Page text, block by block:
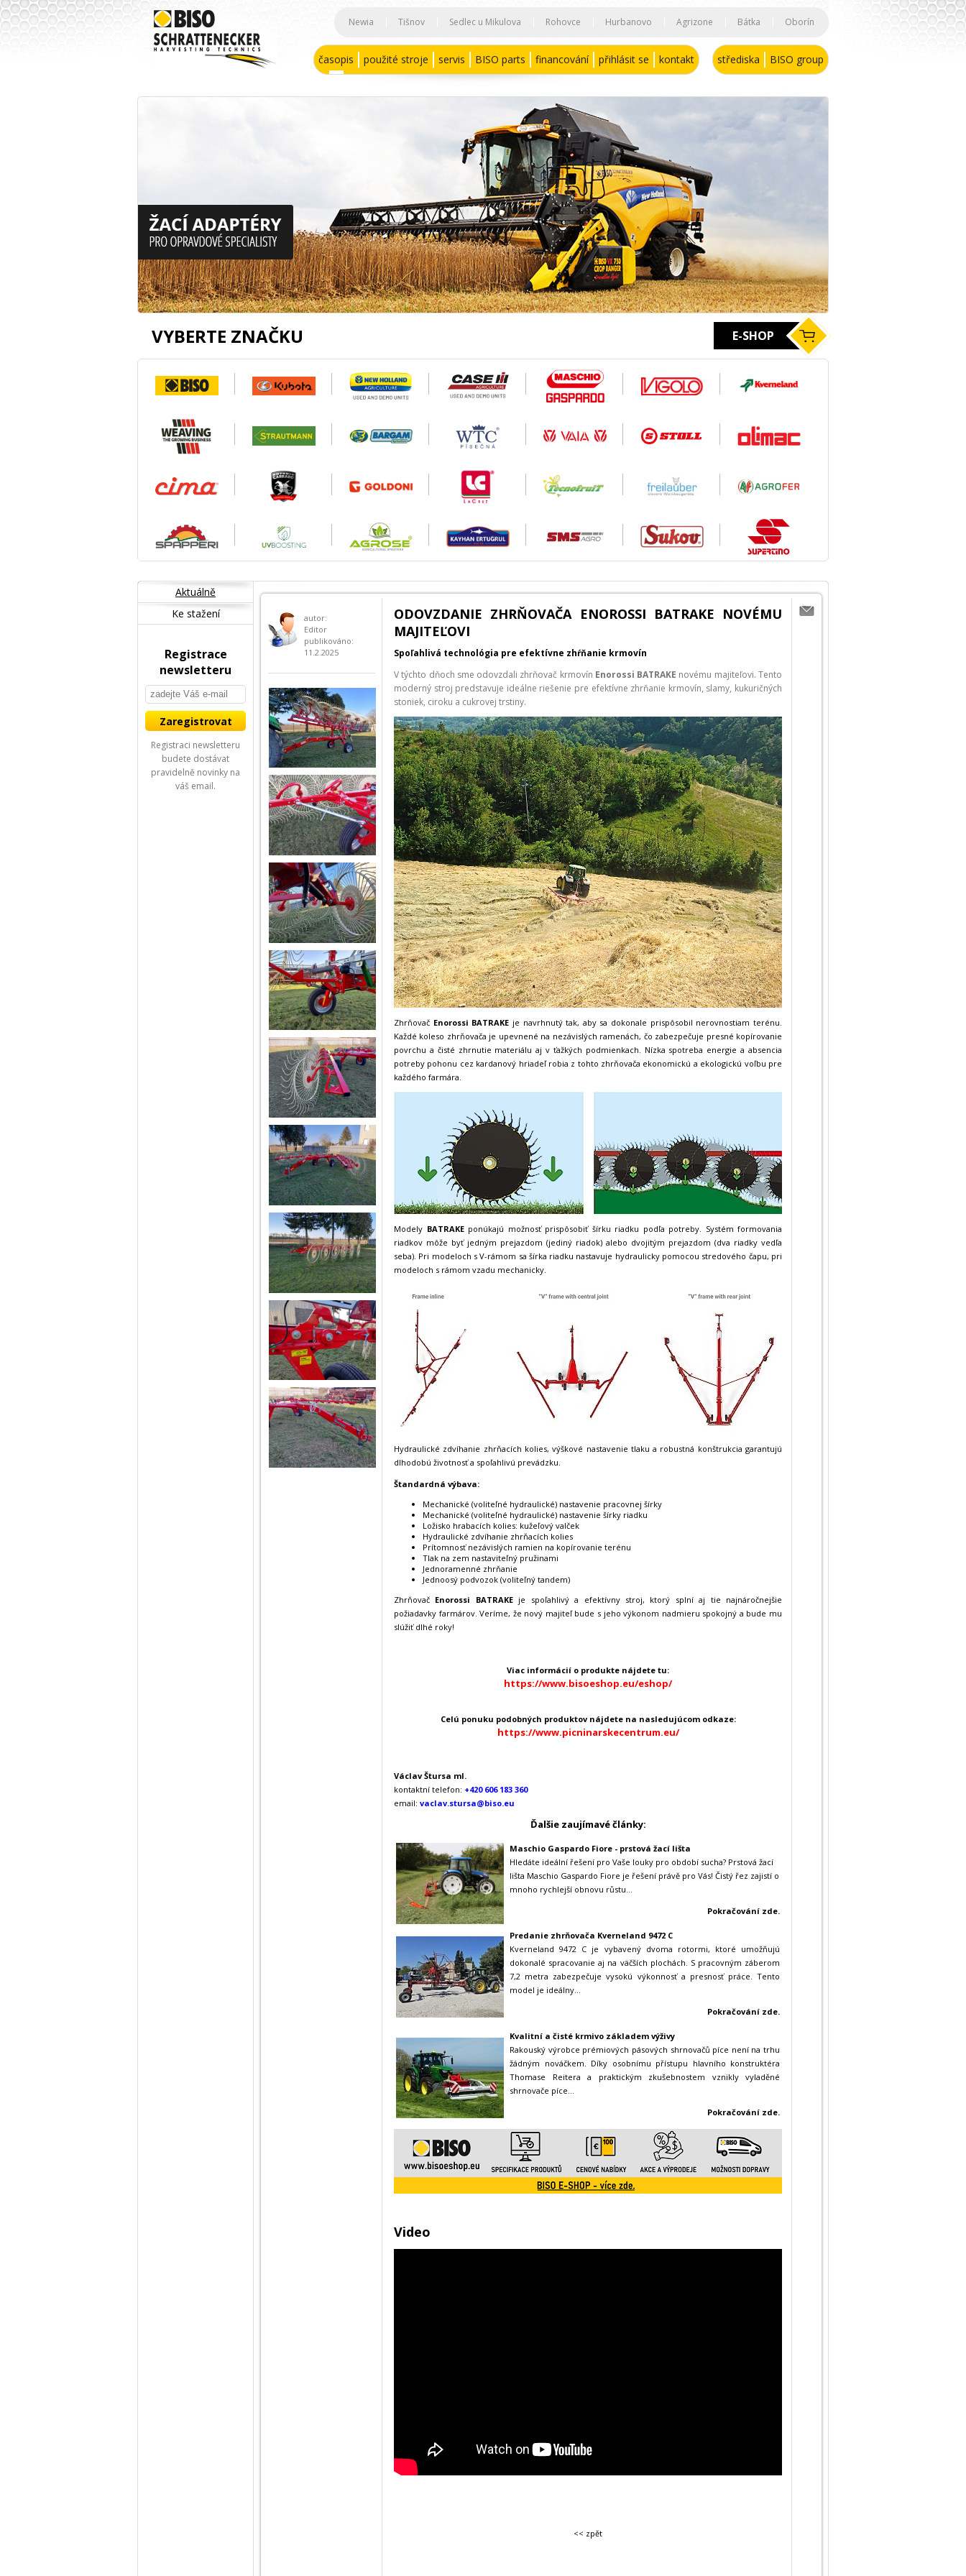
Newia Tišnov Sedlec u Mikulova Rohovce Hurbanovo Agrizone Bátka Oborín
střediska BISO group
časopis použité stroje servis BISO parts financování přihlásit se kontakt
VYBERTE ZNAČKU E-SHOP
autor:
Editor
publikováno:
11.2.2025
ODOVZDANIE ZHRŇOVAČA ENOROSSI BATRAKE NOVÉMU
MAJITEĽOVI
Spoľahlivá technológia pre efektívne zhŕňanie krmovín
V týchto dňoch sme odovzdali zhrňovač krmovín Enorossi BATRAKE novému majiteľovi. Tento
moderný stroj predstavuje ideálne riešenie pre efektívne zhrňanie krmovín, slamy, kukuričných
stoniek, ciroku a cukrovej trstiny.
Zhrňovač Enorossi BATRAKE je navrhnutý tak, aby sa dokonale prispôsobil nerovnostiam terénu.
Každé koleso zhrňovača je upevnené na nezávislých ramenách, čo zabezpečuje presné kopírovanie
povrchu a čisté zhrnutie materiálu aj v ťažkých podmienkach. Nízka spotreba energie a absencia
potreby pohonu cez kardanový hriadeľ robia z tohto zhrňovača ekonomickú a ekologickú voľbu pre
každého farmára.
Modely BATRAKE ponúkajú možnosť prispôsobiť šírku riadku podľa potreby. Systém formovania
riadkov môže byť jedným prejazdom (jediný riadok) alebo dvojitým prejazdom (dva riadky vedľa
seba). Pri modeloch s V-rámom sa šírka riadku nastavuje hydraulicky pomocou stredového čapu, pri
modeloch s rámom vzadu mechanicky.
Hydraulické zdvíhanie zhrňacích kolies, výškové nastavenie tlaku a robustná konštrukcia garantujú
dlhodobú životnosť a spoľahlivú prevádzku.
Štandardná výbava:
Mechanické (voliteľné hydraulické) nastavenie pracovnej šírky
Mechanické (voliteľné hydraulické) nastavenie šírky riadku
Ložisko hrabacích kolies: kužeľový valček
Hydraulické zdvíhanie zhrňacích kolies
Prítomnosť nezávislých ramien na kopírovanie terénu
Tlak na zem nastaviteľný pružinami
Jednoramenné zhrňanie
Jednoosý podvozok (voliteľný tandem)
Zhrňovač Enorossi BATRAKEje spoľahlivý a efektívny stroj, ktorý splní aj tie najnáročnejšie
požiadavky farmárov. Veríme, že nový majiteľ bude s jeho výkonom nadmieru spokojný a bude mu
slúžiť dlhé roky!
Viac informácií o produkte nájdete tu:
https://www.bisoeshop.eu/eshop/
Celú ponuku podobných produktov nájdete na nasledujúcom odkaze:
https://www.picninarskecentrum.eu/
Václav Štursa ml.
kontaktní telefon: +420 606 183 360
email: vaclav.stursa@biso.eu
Ďalšie zaujímavé články:
Maschio Gaspardo Fiore - prstová žací lišta
Hledáte ideální řešení pro Vaše louky pro období sucha? Prstová žací
lišta Maschio Gaspardo Fiore je řešení právě pro Vás! Čistý řez zajistí o
mnoho rychlejší obnovu růstu...
Pokračování zde.
Predanie zhrňovača Kverneland 9472 C
Kverneland 9472 C je vybavený dvoma rotormi, ktoré umožňujú
dokonalé spracovanie aj na väčších plochách. S pracovným záberom
7,2 metra zabezpečuje vysokú výkonnosť a presnosť práce. Tento
model je ideálny...
Pokračování zde.
Kvalitní a čisté krmivo základem výživy
Rakouský výrobce prémiových pásových shrnovačů píce není na trhu
žádným nováčkem. Díky osobnímu přístupu hlavního konstruktéra
Thomase Reitera a praktickým zkušebnostem vznikly vyladěné
shrnovače píce...
Pokračování zde.
Video
<< zpět
Aktuálně
Ke stažení
Registrace
newsletteru
Registraci newsletteru
budete dostávat
pravidelně novinky na
váš email.